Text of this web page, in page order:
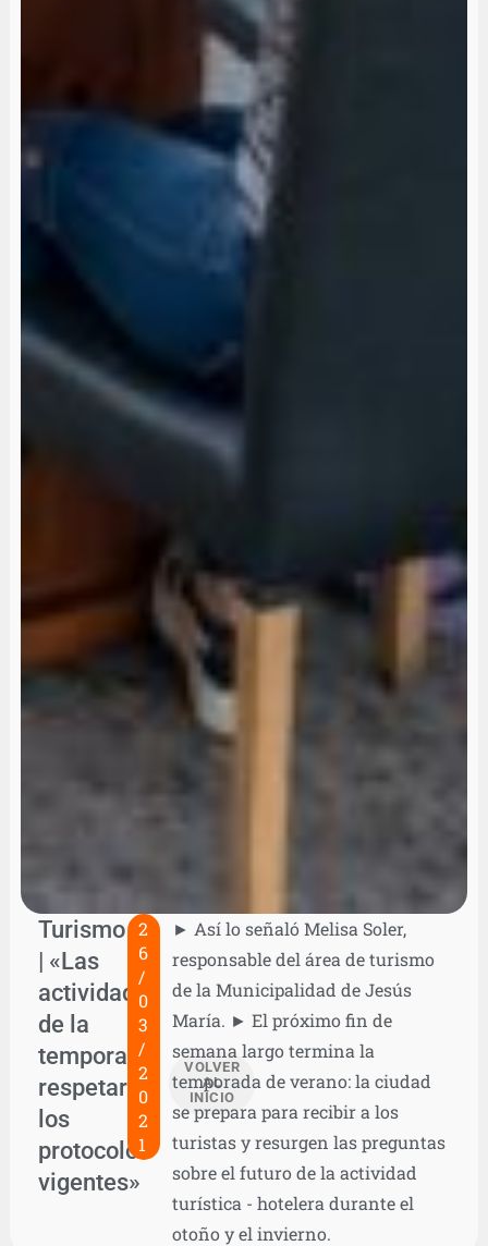
Turismo
| «Las
actividades
de la
temporada
respetaron
los
protocolos
vigentes»
2
6
/
0
3
/
2
0
2
1
VOLVER
AL
INICIO
► Así lo señaló Melisa Soler,
responsable del área de turismo
de la Municipalidad de Jesús
María. ► El próximo fin de
semana largo termina la
temporada de verano: la ciudad
se prepara para recibir a los
turistas y resurgen las preguntas
sobre el futuro de la actividad
turística - hotelera durante el
otoño y el invierno.